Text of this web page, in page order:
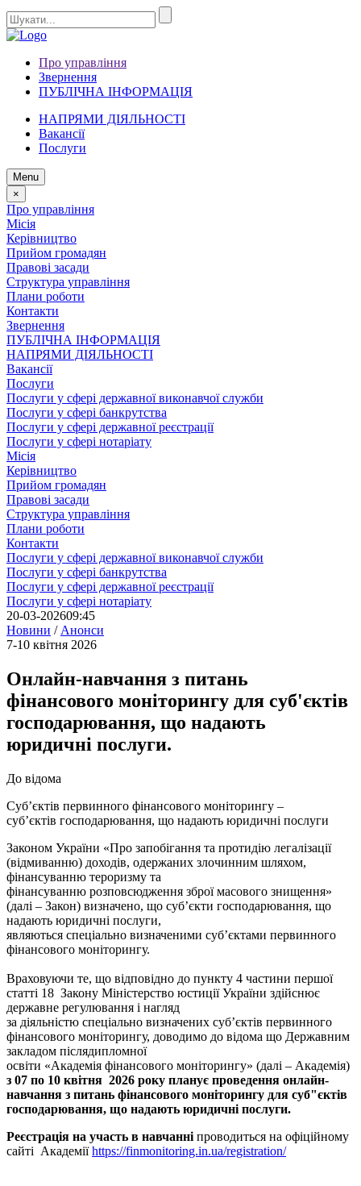
Про управління
Звернення
ПУБЛІЧНА ІНФОРМАЦІЯ
НАПРЯМИ ДІЯЛЬНОСТІ
Вакансії
Послуги
Menu
×
Про управління
Місія
Керівництво
Прийом громадян
Правові засади
Структура управління
Плани роботи
Контакти
Звернення
ПУБЛІЧНА ІНФОРМАЦІЯ
НАПРЯМИ ДІЯЛЬНОСТІ
Вакансії
Послуги
Послуги у сфері державної виконавчої служби
Послуги у сфері банкрутства
Послуги у сфері державної реєстрації
Послуги у сфері нотаріату
Місія
Керівництво
Прийом громадян
Правові засади
Структура управління
Плани роботи
Контакти
Послуги у сфері державної виконавчої служби
Послуги у сфері банкрутства
Послуги у сфері державної реєстрації
Послуги у сфері нотаріату
20-03-202609:45
Новини / Анонси
7-10 квітня 2026
Онлайн-навчання з питань
фінансового моніторингу для суб'єктів
господарювання, що надають
юридичні послуги.
До відома
Суб’єктів первинного фінансового моніторингу –
суб’єктів господарювання, що надають юридичні послуги
Законом України «Про запобігання та протидію легалізації
(відмиванню) доходів, одержаних злочинним шляхом,
фінансуванню тероризму та
фінансуванню розповсюдження зброї масового знищення»
(далі – Закон) визначено, що суб’єкти господарювання, що
надають юридичні послуги,
являються спеціально визначеними суб’єктами первинного
фінансового моніторингу.
Враховуючи те, що відповідно до пункту 4 частини першої
статті 18 Закону Міністерство юстиції України здійснює
державне регулювання і нагляд
за діяльністю спеціально визначених суб’єктів первинного
фінансового моніторингу, доводимо до відома що Державним
закладом післядипломної
освіти «Академія фінансового моніторингу» (далі – Академія)
з 07 по 10 квітня 2026 року планує проведення онлайн-
навчання з питань фінансового моніторингу для суб"єктів
господарювання, що надають юридичні послуги.
Реєстрація на участь в навчанні проводиться на офіційному
сайті Академіїhttps://finmonitoring.in.ua/registration/